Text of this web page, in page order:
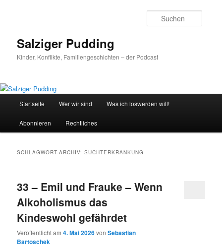
Salziger Pudding
Kinder, Konflikte, Familiengeschichten – der Podcast
Startseite Wer wir sind Was ich loswerden will!
Abonnieren Rechtliches
SCHLAGWORT-ARCHIV:SUCHTERKRANKUNG
33 – Emil und Frauke – Wenn
Alkoholismus das
Kindeswohl gefährdet
Veröffentlicht am4. Mai 2026vonSebastian
Bartoschek